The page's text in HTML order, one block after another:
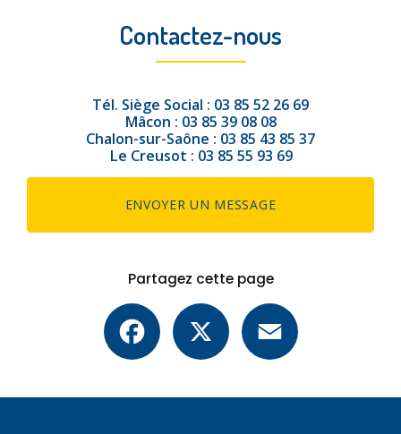
Contactez-nous
Tél. Siège Social : 03 85 52 26 69
Mâcon : 03 85 39 08 08
Chalon-sur-Saône : 03 85 43 85 37
Le Creusot : 03 85 55 93 69
ENVOYER UN MESSAGE
Partagez cette page
Facebook